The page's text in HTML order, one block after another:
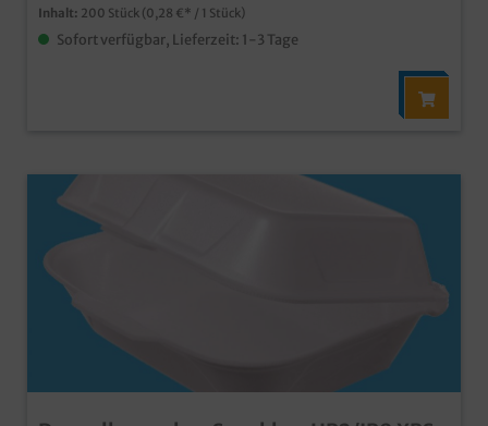
Inhalt: 200 Stück (0,28 €* / 1 Stück)
Sofort verfügbar, Lieferzeit: 1-3 Tage